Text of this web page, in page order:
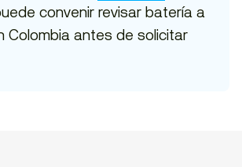
convenir revisar batería a
Colombia antes de solicitar